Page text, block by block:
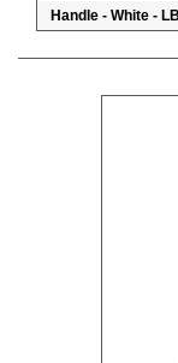
Handle - White -